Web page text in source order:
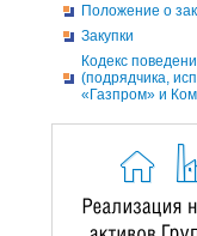
Положение о
Закупки
Кодекс
(подрядчика,
«Газпром» и